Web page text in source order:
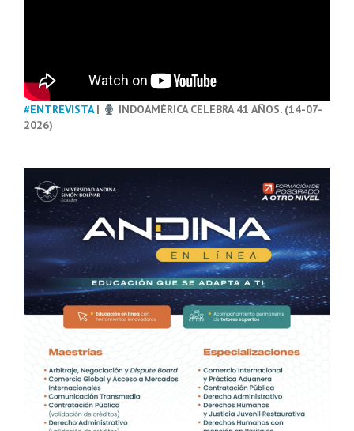
#ENTREVISTA|
INDOAMÉRICA CELEBRA 41 AÑOS. (14-07-
2026)